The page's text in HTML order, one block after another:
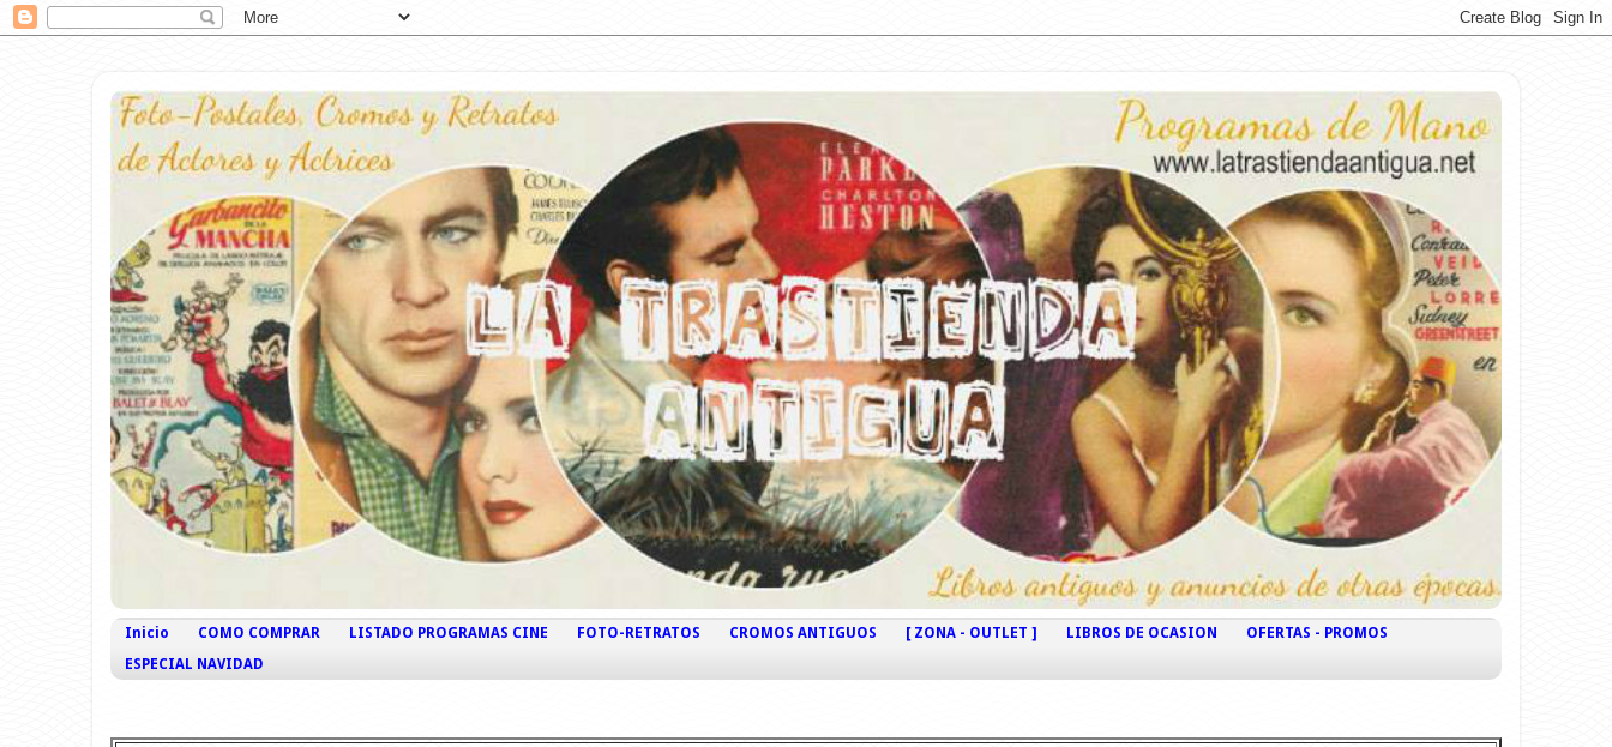
Inicio COMO COMPRAR LISTADO PROGRAMAS CINE FOTO-RETRATOS CROMOS ANTIGUOS [ ZONA - OUTLET ] LIBROS DE OCASION
OFERTAS - PROMOS
ESPECIAL NAVIDAD